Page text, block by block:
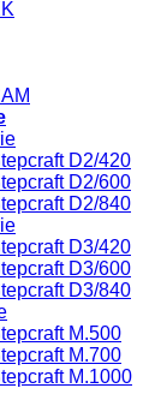
D2/420
D2/600
D2/840
D3/420
D3/600
D3/840
M.500
M.700
M.1000